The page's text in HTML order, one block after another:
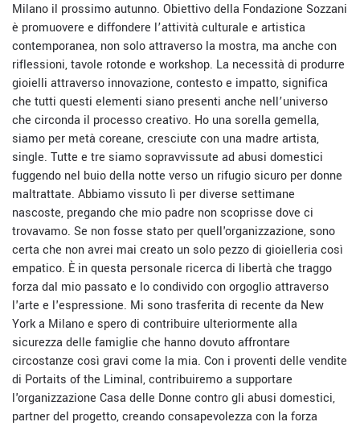
Milano il prossimo autunno. Obiettivo della Fondazione Sozzani
è promuovere e diffondere l’attività culturale e artistica
contemporanea, non solo attraverso la mostra, ma anche con
riflessioni, tavole rotonde e workshop. La necessità di produrre
gioielli attraverso innovazione, contesto e impatto, significa
che tutti questi elementi siano presenti anche nell’universo
che circonda il processo creativo. Ho una sorella gemella,
siamo per metà coreane, cresciute con una madre artista,
single. Tutte e tre siamo sopravvissute ad abusi domestici
fuggendo nel buio della notte verso un rifugio sicuro per donne
maltrattate. Abbiamo vissuto lì per diverse settimane
nascoste, pregando che mio padre non scoprisse dove ci
trovavamo. Se non fosse stato per quell'organizzazione, sono
certa che non avrei mai creato un solo pezzo di gioielleria così
empatico. È in questa personale ricerca di libertà che traggo
forza dal mio passato e lo condivido con orgoglio attraverso
l'arte e l'espressione. Mi sono trasferita di recente da New
York a Milano e spero di contribuire ulteriormente alla
sicurezza delle famiglie che hanno dovuto affrontare
circostanze così gravi come la mia. Con i proventi delle vendite
di Portaits of the Liminal, contribuiremo a supportare
l'organizzazione Casa delle Donne contro gli abusi domestici,
partner del progetto, creando consapevolezza con la forza